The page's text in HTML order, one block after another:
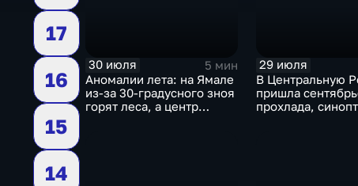
17
16
15
14
30 июля
5 мин
Аномалии лета: на Ямале
из-за 30-градусного зноя
горят леса, а центр
29 июля
В Центральную
пришла
прохлада,